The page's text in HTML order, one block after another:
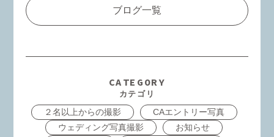
ブログ一覧
CATEGORY
カテゴリ
２名以上からの撮影
CAエントリー写真
ウェディング写真撮影
お知らせ